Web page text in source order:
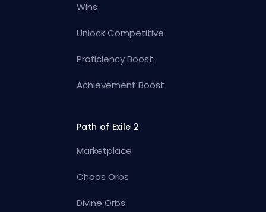
Wins
Unlock Competitive
Proficiency Boost
Achievement Boost
Path of Exile 2
Marketplace
Chaos Orbs
Divine Orbs